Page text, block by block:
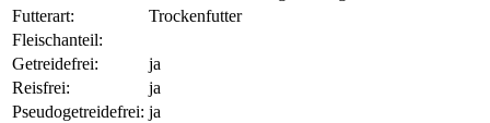
Futterart:
Trockenfutter
Fleischanteil:
Getreidefrei:
ja
Reisfrei:
ja
Pseudogetreidefrei: ja